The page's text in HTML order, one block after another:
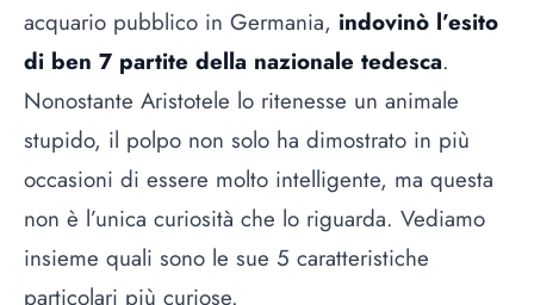
acquario pubblico in Germania, indovinò l’esito
di ben 7 partite della nazionale tedesca.
Nonostante Aristotele lo ritenesse un animale
stupido, il polpo non solo ha dimostrato in più
occasioni di essere molto intelligente, ma questa
non è l’unica curiosità che lo riguarda. Vediamo
insieme quali sono le sue 5 caratteristiche
particolari più curiose.